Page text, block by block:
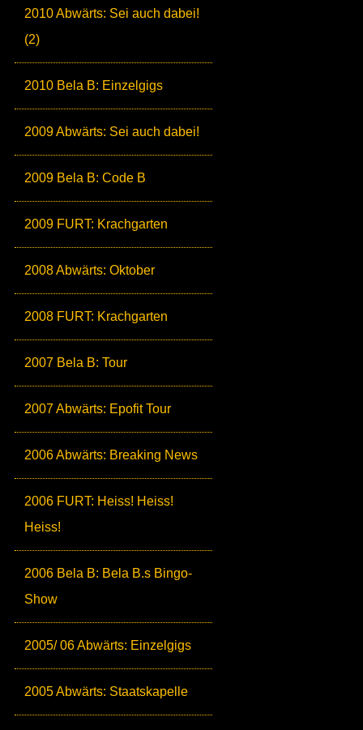
2010 Abwärts: Sei auch dabei!
(2)
2010 Bela B: Einzelgigs
2009 Abwärts: Sei auch dabei!
2009 Bela B: Code B
2009 FURT: Krachgarten
2008 Abwärts: Oktober
2008 FURT: Krachgarten
2007 Bela B: Tour
2007 Abwärts: Epofit Tour
2006 Abwärts: Breaking News
2006 FURT: Heiss! Heiss!
Heiss!
2006 Bela B: Bela B.s Bingo-
Show
2005/ 06 Abwärts: Einzelgigs
2005 Abwärts: Staatskapelle